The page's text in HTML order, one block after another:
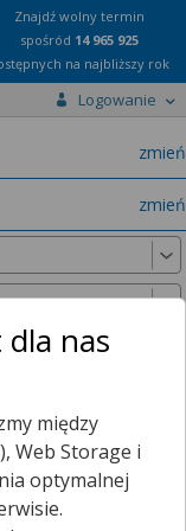
Znajdź wolny termin
spośród 14 965 925
na najbliższy rok
Logowanie
zmień
zmień
25 km , dlatego
km
nas
między
Web Storage i
optymalnej